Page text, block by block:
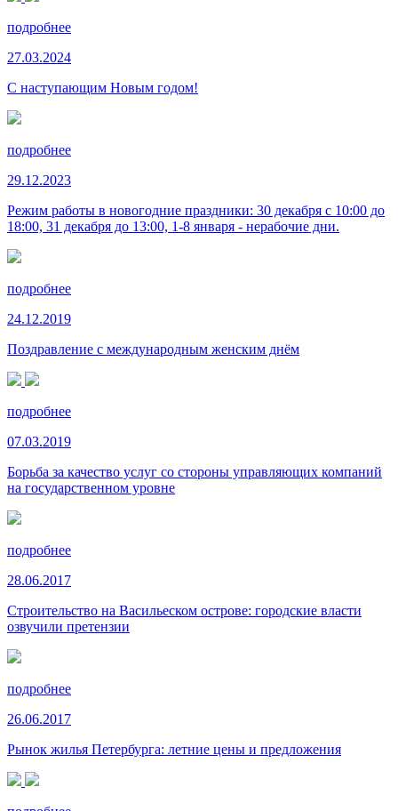
подробнее
27.03.2024
С наступающим Новым годом!
подробнее
29.12.2023
Режим работы в новогодние праздники: 30 декабря с 10:00 до
18:00, 31 декабря до 13:00, 1-8 января - нерабочие дни.
подробнее
24.12.2019
Поздравление с международным женским днём
подробнее
07.03.2019
Борьба за качество услуг со стороны управляющих компаний
на государственном уровне
подробнее
28.06.2017
Строительство на Васильеском острове: городские власти
озвучили претензии
подробнее
26.06.2017
Рынок жилья Петербурга: летние цены и предложения